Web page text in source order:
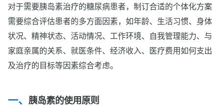
对于需要胰岛素治疗的糖尿病患者，制订合适的个体化方案
需要综合评估患者的多方面因素，如年龄、生活习惯、身体
状况、精神状态、活动情况、工作环境、自我管理能力、与
家庭亲属的关系、就医条件、经济收入、医疗费用如何支出
及治疗的目标等因素综合考虑。
胰岛素的使用原则